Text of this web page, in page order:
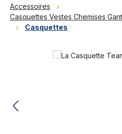
Accessoires
Casquettes Vestes Chemises
Casquettes
Ignorer la galerie d'images